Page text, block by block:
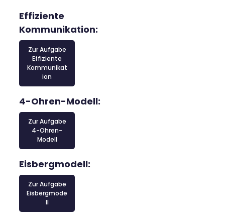
Effiziente
Kommunikation:
Zur Aufgabe
Effiziente
Kommunikat
ion
4-Ohren-Modell:
Zur Aufgabe
4-Ohren-
Modell
Eisbergmodell:
Zur Aufgabe
Eisbergmode
ll